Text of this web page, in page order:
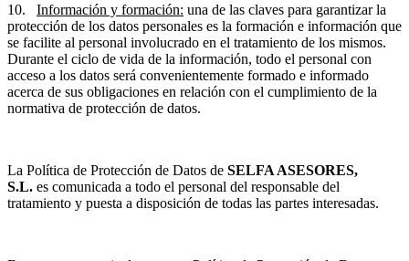
10. Información y formación: una de las claves para garantizar la
protección de los datos personales es la formación e información que
se facilite al personal involucrado en el tratamiento de los mismos.
Durante el ciclo de vida de la información, todo el personal con
acceso a los datos será convenientemente formado e informado
acerca de sus obligaciones en relación con el cumplimiento de la
normativa de protección de datos.
La Política de Protección de Datos de SELFA ASESORES,
S.L. es comunicada a todo el personal del responsable del
tratamiento y puesta a disposición de todas las partes interesadas.